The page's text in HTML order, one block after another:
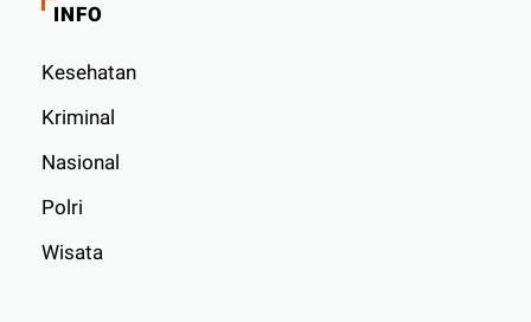
INFO
Kesehatan
Kriminal
Nasional
Polri
Wisata